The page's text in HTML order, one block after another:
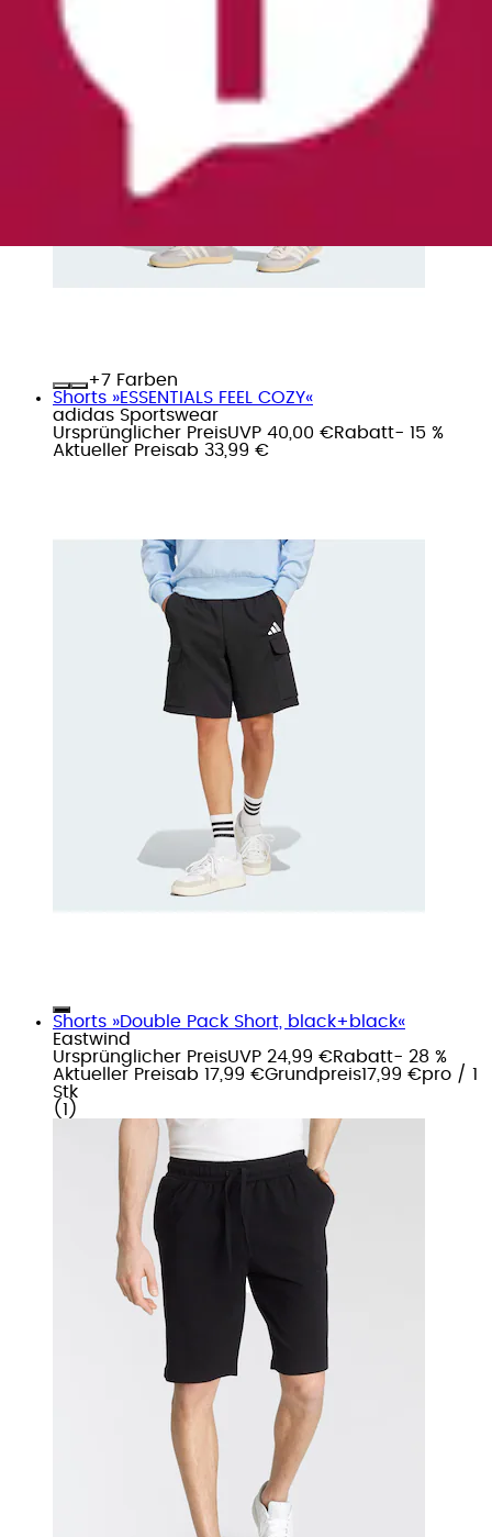
+
Farben
Shorts »ESSENTIALS FEEL COZY«
adidas Sportswear
Ursprünglicher PreisUVP 40,00 €Rabatt- 15 %
Aktueller Preisab 33,99 €
Shorts »Double Pack Short, black+black«
Eastwind
Ursprünglicher PreisUVP 24,99 €Rabatt- 28 %
Aktueller Preisab 17,99 €Grundpreis17,99 €pro / 1
Stk
( 1 )